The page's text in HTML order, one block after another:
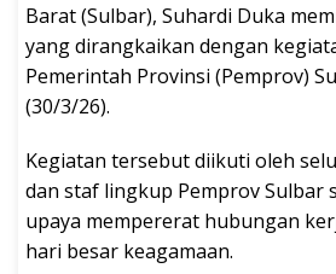
Barat (Sulbar), Suhardi Duka
yang dirangkaikan dengan
Pemerintah Provinsi (Pemprov)
(30/3/26).
Kegiatan tersebut diikuti oleh
dan staf lingkup Pemprov Sulbar
upaya mempererat hubungan
hari besar keagamaan.